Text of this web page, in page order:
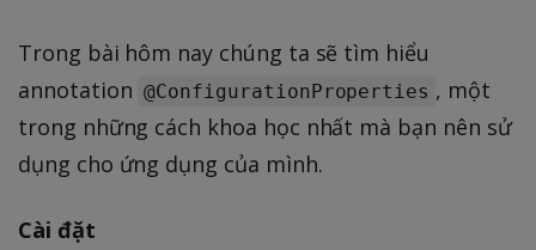
Trong bài hôm nay chúng ta sẽ tìm hiểu
annotation @ConfigurationProperties , một
trong những cách khoa học nhất mà bạn nên sử
dụng cho ứng dụng của mình.
Cài đặt